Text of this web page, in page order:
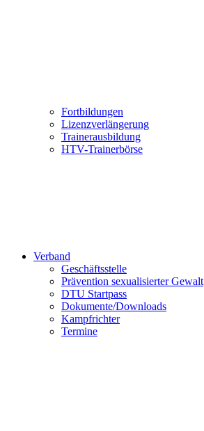
Fortbildungen
Lizenzverlängerung
Trainerausbildung
HTV-Trainerbörse
Verband
Geschäftsstelle
Prävention sexualisierter Gewalt
DTU Startpass
Dokumente/Downloads
Kampfrichter
Termine